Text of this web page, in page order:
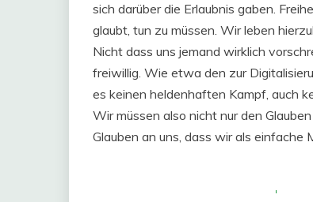
sich darüber die Erlaubnis gaben.
glaubt, tun zu müssen. Wir leben
Nicht dass uns jemand wirklich
freiwillig. Wie etwa den zur
es keinen heldenhaften Kampf, auch
Wir müssen also nicht nur den
Glauben an uns, dass wir als